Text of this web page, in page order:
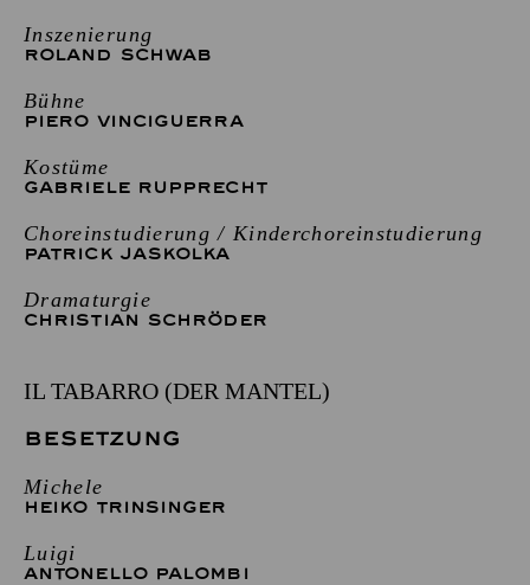
Inszenierung
ROLAND SCHWAB
Bühne
PIERO VINCIGUERRA
Kostüme
GABRIELE RUPPRECHT
Choreinstudierung / Kinderchoreinstudierung
PATRICK JASKOLKA
Dramaturgie
CHRISTIAN SCHRÖDER
IL TABARRO (DER MANTEL)
BESETZUNG
Michele
HEIKO TRINSINGER
Luigi
ANTONELLO PALOMBI